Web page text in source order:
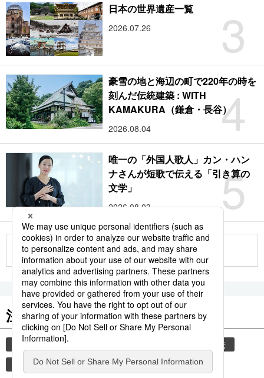
3
日本の世界遺産一覧
2026.07.26
4
豪雪の地と海辺の町で220年の時を
刻んだ伝統建築 : WITH
KAMAKURA（鎌倉・長谷）
2026.08.04
5
唯一の「外国人歌人」カン・ハン
ナさんが短歌で伝える「引き算の
文学」
2026.08.03
もっと見る
注目のキーワード
共同通信ニュース
観光
気象庁
旅 地震 津波 熊本